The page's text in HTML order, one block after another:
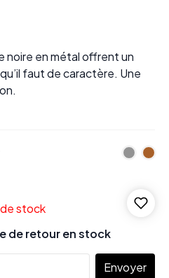
noire en métal offrent un
faut de caractère. Une
stock
de retour en stock
Envoyer